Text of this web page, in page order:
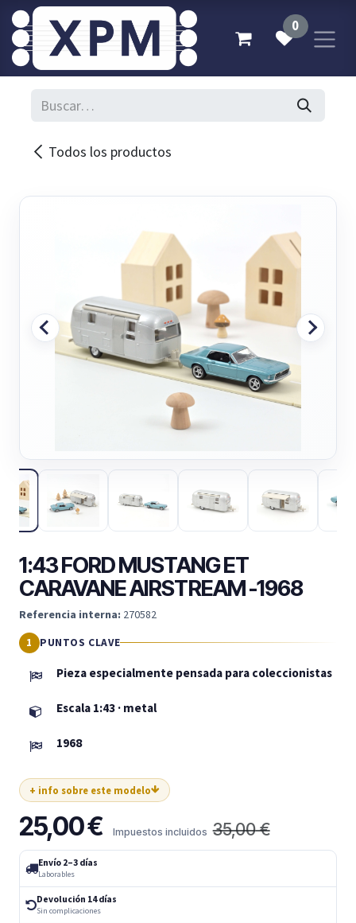
Ir al contenido
0
Todos los productos
1:43 FORD MUSTANG ET
CARAVANE AIRSTREAM -1968
Referencia interna: 270582
PUNTOS CLAVE
Pieza especialmente pensada para coleccionistas
Escala 1:43 · metal
1968
+ info sobre este modelo
25,00€ Impuestos incluidos 35,00€
Envío 2–3 días
Laborables
Devolución 14 días
Sin complicaciones